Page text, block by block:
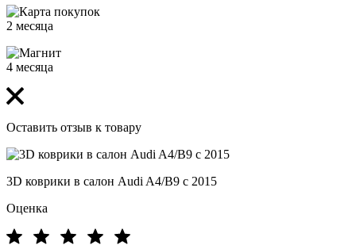
2 месяца
4 месяца
Оставить отзыв к товару
3D коврики в салон Audi A4/B9 с 2015
Оценка